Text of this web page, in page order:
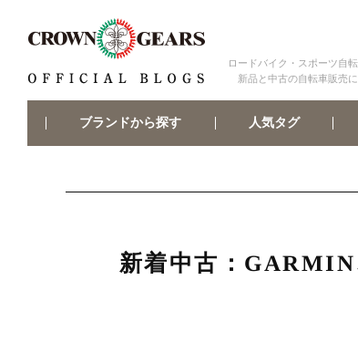
ロードバイク・スポーツ自
新品と中古の自転車販売
ブランドから探す 人気タグ
新着中古：